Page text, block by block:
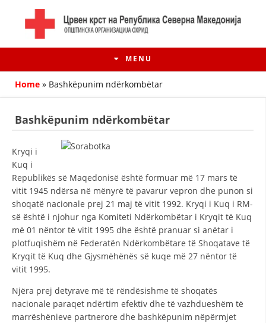
MENU
HISTORIA E LËVIZJES
HISTORIA E KRYQIT TË KUQ
KONTAKT INFORMACIONE
ANËTARËSIMI NË STRUKTURAT PROFESIONALE
Home » Bashkëpunim ndërkombëtar
Bashkëpunim ndërkombëtar
Kryqi i
Kuq i
Republikës së Maqedonisë është formuar më 17 mars të
vitit 1945 ndërsa në mënyrë të pavarur vepron dhe punon si
shoqatë nacionale prej 21 maj të vitit 1992. Kryqi i Kuq i RM-
së është i njohur nga Komiteti Ndërkombëtar i Kryqit të Kuq
më 01 nëntor të vitit 1995 dhe është pranuar si anëtar i
plotfuqishëm në Federatën Ndërkombëtare të Shoqatave të
Kryqit të Kuq dhe Gjysmëhënës së kuqe më 27 nëntor të
vitit 1995.
Njëra prej detyrave më të rëndësishme të shoqatës
nacionale paraqet ndërtim efektiv dhe të vazhdueshëm të
marrëshënieve partnerore dhe bashkëpunim nëpërmjet